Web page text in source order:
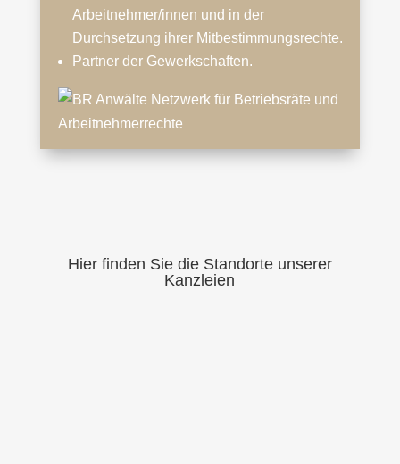
Arbeitnehmer/innen und in der
Durchsetzung ihrer Mitbestimmungsrechte.
Partner der Gewerkschaften.
Hier finden Sie die Standorte unserer
Kanzleien